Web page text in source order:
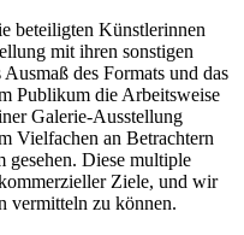
beteiligten Künstlerinnen
mit ihren sonstigen
des Formats und das
Publikum die Arbeitsweise
Galerie-Ausstellung
Vielfachen an Betrachtern
gesehen. Diese multiple
Ziele, und wir
vermitteln zu können.